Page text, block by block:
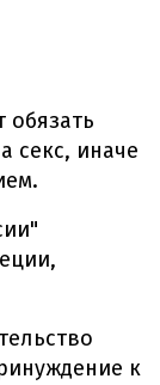
секс, иначе
к